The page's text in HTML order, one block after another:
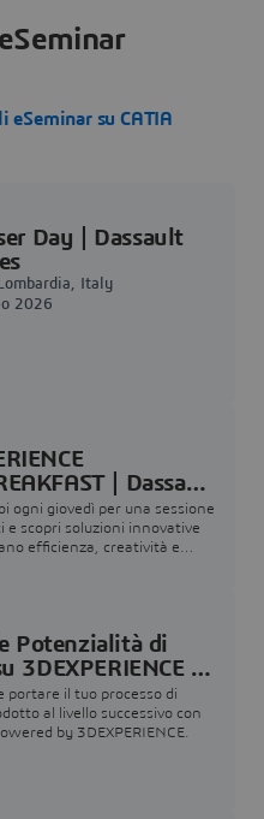
su CATIA
Day | Dassault
Italy
2026
| Dassault
ogni giovedì per una sessione
e scopri soluzioni innovative
efficienza, creatività e
esperti del settore.
Potenzialità di
3DEXPERIENCE |
Systèmes
portare il tuo processo di
al livello successivo con
by 3DEXPERIENCE.